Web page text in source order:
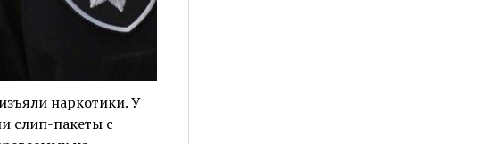
наркотики. У
слип-пакеты с